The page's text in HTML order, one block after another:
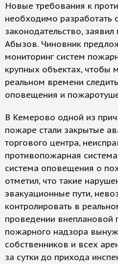
Новые требования к
необходимо разработать
законодательство,
Абызов. Чиновник
мониторинг систем
крупных объектах, чтобы
реальном времени
оповещения и
В Кемерово одной из
пожаре стали закрытые
торгового центра,
противопожарная
система оповещения о
отметил, что такие
эвакуационные пути,
контролировать в
проведении внеплановой
пожарного надзора
собственников и всех
за сутки до прихода